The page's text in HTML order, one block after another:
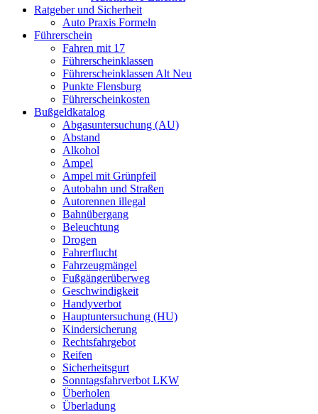
Ratgeber und Sicherheit
Auto Praxis Formeln
Führerschein
Fahren mit 17
Führerscheinklassen
Führerscheinklassen Alt Neu
Punkte Flensburg
Führerscheinkosten
Bußgeldkatalog
Abgasuntersuchung (AU)
Abstand
Alkohol
Ampel
Ampel mit Grünpfeil
Autobahn und Straßen
Autorennen illegal
Bahnübergang
Beleuchtung
Drogen
Fahrerflucht
Fahrzeugmängel
Fußgängerüberweg
Geschwindigkeit
Handyverbot
Hauptuntersuchung (HU)
Kindersicherung
Rechtsfahrgebot
Reifen
Sicherheitsgurt
Sonntagsfahrverbot LKW
Überholen
Überladung